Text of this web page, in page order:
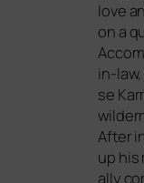
love
on a
in-
se
After
up
al­ly